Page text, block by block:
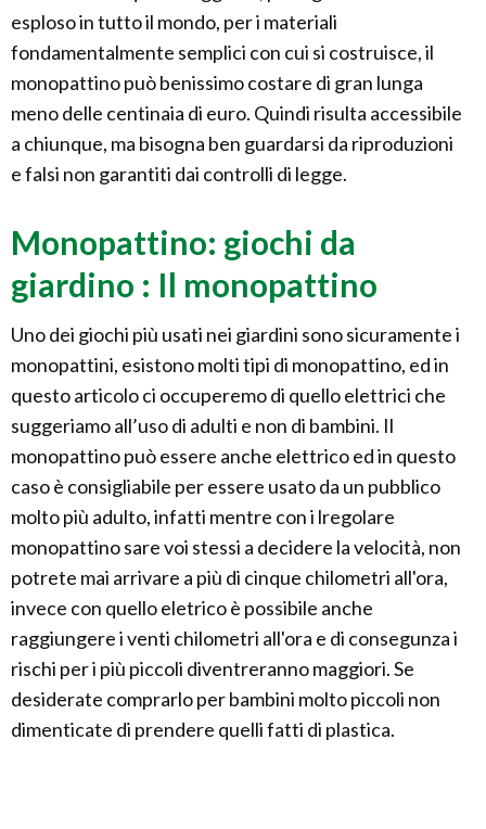
esploso in tutto il mondo, per i materiali
fondamentalmente semplici con cui si costruisce, il
monopattino può benissimo costare di gran lunga
meno delle centinaia di euro. Quindi risulta accessibile
a chiunque, ma bisogna ben guardarsi da riproduzioni
e falsi non garantiti dai controlli di legge.
Monopattino: giochi da
giardino : Il monopattino
Uno dei giochi più usati nei giardini sono sicuramente i
monopattini, esistono molti tipi di monopattino, ed in
questo articolo ci occuperemo di quello elettrici che
suggeriamo all’uso di adulti e non di bambini. Il
monopattino può essere anche elettrico ed in questo
caso è consigliabile per essere usato da un pubblico
molto più adulto, infatti mentre con i lregolare
monopattino sare voi stessi a decidere la velocità, non
potrete mai arrivare a più di cinque chilometri all'ora,
invece con quello eletrico è possibile anche
raggiungere i venti chilometri all'ora e di consegunza i
rischi per i più piccoli diventreranno maggiori. Se
desiderate comprarlo per bambini molto piccoli non
dimenticate di prendere quelli fatti di plastica.